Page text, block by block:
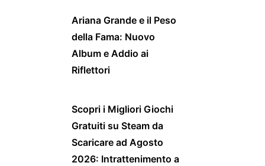
Ariana Grande e il Peso
della Fama: Nuovo
Album e Addio ai
Riflettori
Scopri i Migliori Giochi
Gratuiti su Steam da
Scaricare ad Agosto
2026: Intrattenimento a